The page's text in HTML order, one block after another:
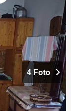
4 Foto